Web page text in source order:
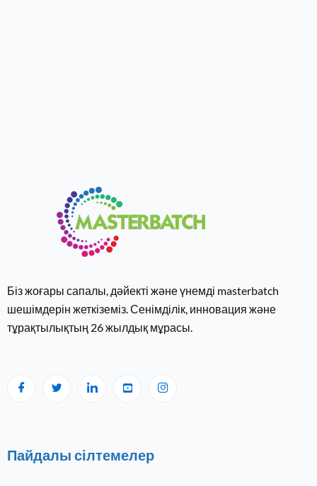
Біз жоғары сапалы, дәйекті және үнемді masterbatch
шешімдерін жеткіземіз. Сенімділік, инновация және
тұрақтылықтың 26 ​​жылдық мұрасы.
Пайдалы сілтемелер